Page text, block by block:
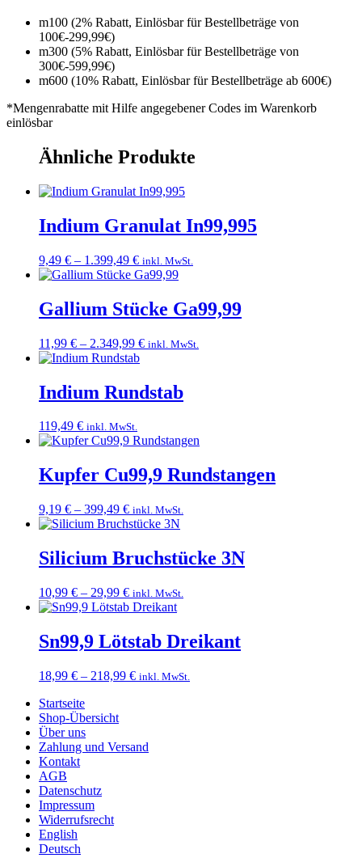
m100 (2% Rabatt, Einlösbar für Bestellbeträge von
100€-299,99€)
m300 (5% Rabatt, Einlösbar für Bestellbeträge von
300€-599,99€)
m600 (10% Rabatt, Einlösbar für Bestellbeträge ab 600€)
*Mengenrabatte mit Hilfe angegebener Codes im Warenkorb
einlösbar
Ähnliche Produkte
Indium Granulat In99,995
9,49 € – 1.399,49 €Preisspanne:
9,49 €
1.399,49 €
inkl. MwSt.
Gallium Stücke Ga99,99
11,99 € – 2.349,99 €Preisspanne:
2.349,99 €
inkl. MwSt.
Indium Rundstab
119,49 € inkl. MwSt.
Kupfer Cu99,9 Rundstangen
9,19 € – 399,49 €Preisspanne:
9,19 €
399,49 €
inkl. MwSt.
Silicium Bruchstücke 3N
10,99 € – 29,99 €Preisspanne:
10,99 €
29,99 €
inkl. MwSt.
Sn99,9 Lötstab Dreikant
18,99 € – 218,99 €Preisspanne:
inkl. MwSt.
Startseite
Shop-Übersicht
Über uns
Zahlung und Versand
Kontakt
AGB
Datenschutz
Impressum
Widerrufsrecht
English
Deutsch